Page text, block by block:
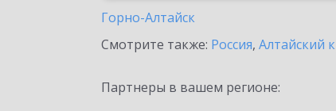
Горно-Алтайск
Смотрите также: Россия, Алтайский
Партнеры в вашем регионе: